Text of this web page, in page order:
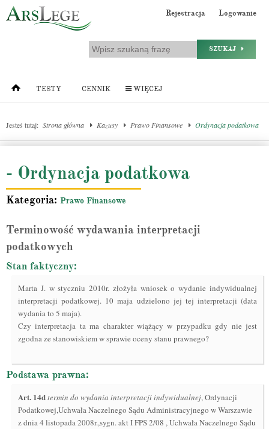
Rejestracja Logowanie
SZUKAJ
TESTY CENNIK WIĘCEJ
Jesteś tutaj: Strona główna Kazusy Prawo Finansowe Ordynacja podatkowa
- Ordynacja podatkowa
Kategoria: Prawo Finansowe
Terminowość wydawania interpretacji
podatkowych
Stan faktyczny:
Marta J. w styczniu 2010r. złożyła wniosek o wydanie indywidualnej
interpretacji podatkowej. 10 maja udzielono jej tej interpretacji (data
wydania to 5 maja).
Czy interpretacja ta ma charakter wiążący w przypadku gdy nie jest
zgodna ze stanowiskiem w sprawie oceny stanu prawnego?
Podstawa prawna:
Art. 14dtermin do wydania interpretacji indywidualnej, Ordynacji
Podatkowej,Uchwała Naczelnego Sądu Administracyjnego w Warszawie
z dnia 4 listopada 2008r.,sygn. akt I FPS 2/08 , Uchwała Naczelnego Sądu